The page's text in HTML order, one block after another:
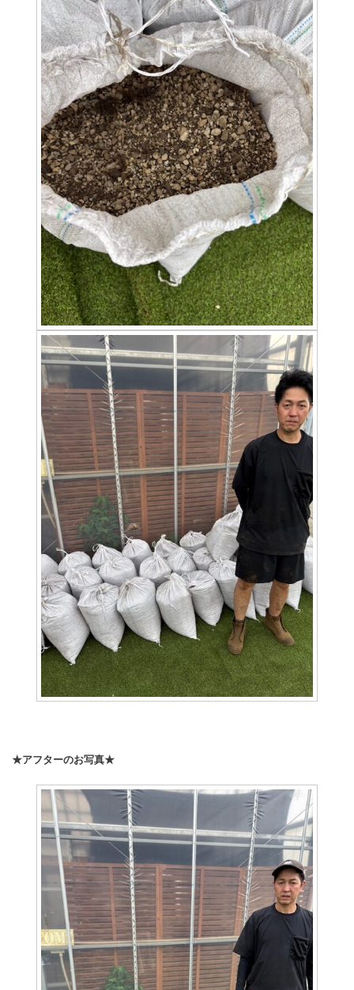
★アフターのお写真★